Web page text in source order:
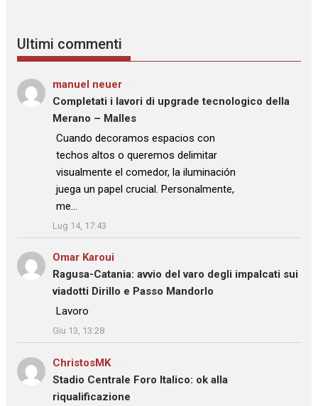
Ultimi commenti
manuel neuer
Completati i lavori di upgrade tecnologico della
Merano – Malles
: “
Cuando decoramos espacios con
techos altos o queremos delimitar
visualmente el comedor, la iluminación
juega un papel crucial. Personalmente,
me…
”
Lug 14, 17:43
Omar Karoui
Ragusa-Catania: avvio del varo degli impalcati sui
viadotti Dirillo e Passo Mandorlo
: “Lavoro
”
Giu 13, 13:28
ChristosMKsu
Stadio Centrale Foro Italico: ok alla
riqualificazione